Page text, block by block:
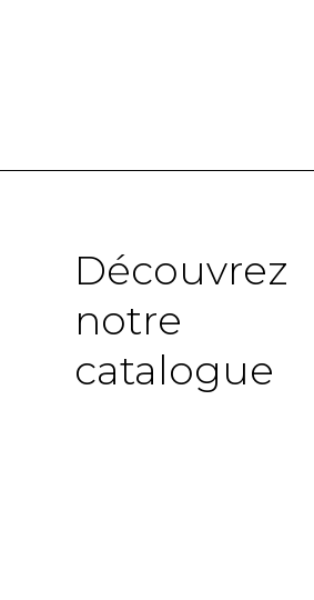
Découvrez
notre
catalogue